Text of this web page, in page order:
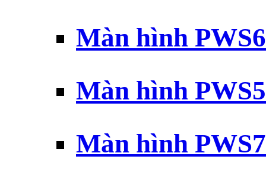
Màn hình
Màn hình
Màn hình